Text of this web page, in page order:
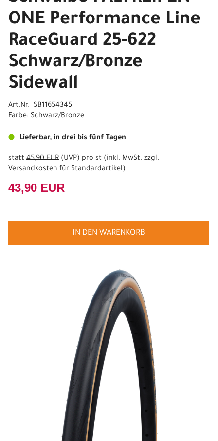
ONE Performance Line
RaceGuard 25-622
Schwarz/Bronze
Sidewall
Art.Nr. SB11654345
Farbe: Schwarz/Bronze
Lieferbar, in drei bis fünf Tagen
statt 45,90 EUR (UVP) pro st (inkl. MwSt. zzgl.
Versandkosten für Standardartikel)
43,90 EUR
IN DEN WARENKORB